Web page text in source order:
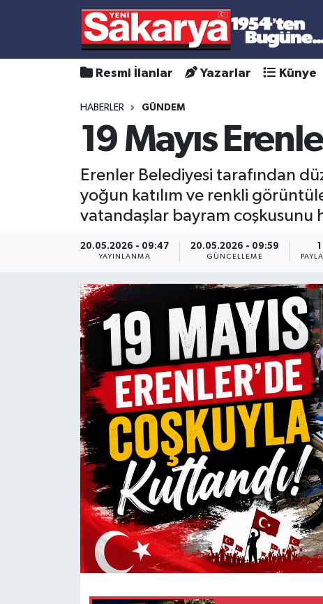
Resmi İlanlar Yazarlar Künye
HABERLER GÜNDEM
19 Mayıs
Erenler Belediyesi tarafından
yoğun katılım ve renkli
vatandaşlar bayram coşkusunu
20.05.2026 - 09:47
YAYINLANMA
20.05.2026 - 09:59
GÜNCELLEME